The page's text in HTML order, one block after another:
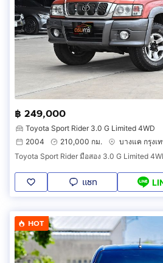
฿ 249,000
Toyota Sport Rider 3.0 G Limited 4WD
2004
210,000 กม.
บางแค กรุงเ
แชท
HOT